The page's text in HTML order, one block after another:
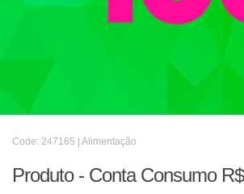
Code: 247165 | Alimentação
Produto - Conta Consumo